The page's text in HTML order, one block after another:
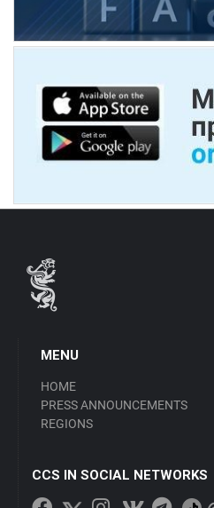
MENU
HOME
PRESS ANNOUNCEMENTS
REGIONS
CCS IN SOCIAL NETWORKS